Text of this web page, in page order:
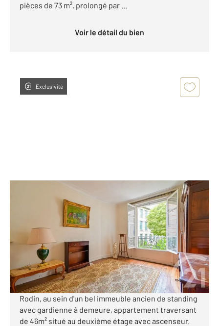
pièces de 73 m², prolongé par ...
Voir le détail du bien
Exclusivité
, 2 pièces
Appartement F2 à vendre
488 000 €
Visiter le site dédié
ASSOMPTION À proximité immédiate de la Place
Rodin, au sein d'un bel immeuble ancien de standing
avec gardienne à demeure, appartement traversant
de 46m² situé au deuxième étage avec ascenseur.